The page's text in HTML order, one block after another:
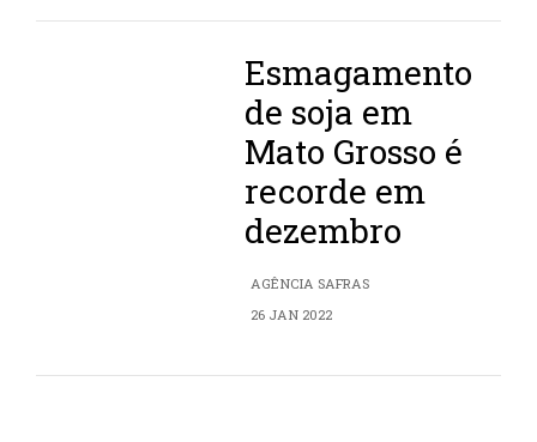
Esmagamento
de soja em
Mato Grosso é
recorde em
dezembro
AGÊNCIA SAFRAS
26 JAN 2022